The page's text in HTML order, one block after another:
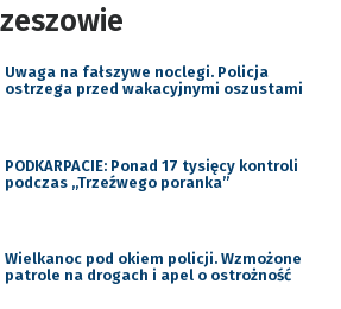
Uwaga na fałszywe noclegi. Policja
ostrzega przed wakacyjnymi oszustami
PODKARPACIE: Ponad 17 tysięcy kontroli
podczas „Trzeźwego poranka”
Wielkanoc pod okiem policji. Wzmożone
patrole na drogach i apel o ostrożność